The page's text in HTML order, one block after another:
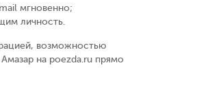
мгновенно;
личность.
возможностью
на poezda.ru прямо